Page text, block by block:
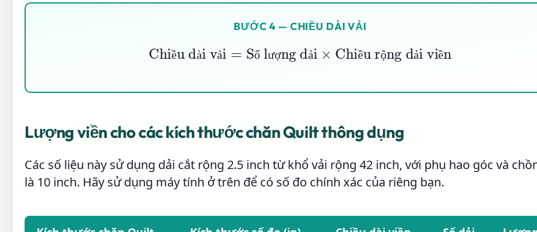
BƯỚC 4 — CHIỀU DÀI VẢI
ề à ả ố ư ợ ả ề ộ ả ề
Chiều dài vải =Số lượng dải ×Chiều rộng dải viền
Lượng viền cho các kích thước chăn Quilt thông dụng
Các số liệu này sử dụng dải cắt rộng 2.5 inch từ khổ vải rộng 42 inch, với phụ hao góc và
là 10 inch. Hãy sử dụng máy tính ở trên để có số đo chính xác của riêng bạn.